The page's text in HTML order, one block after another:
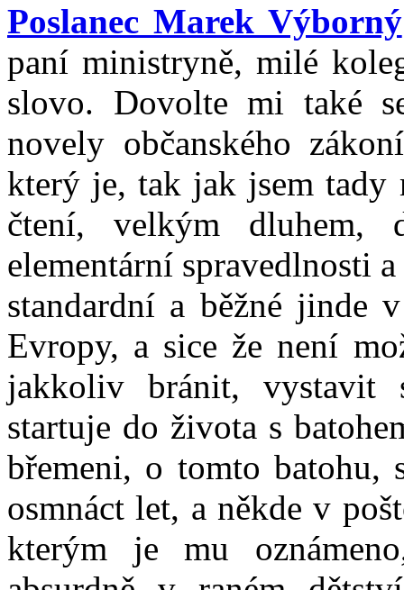
Poslanec Marek Výborný
paní ministryně, milé
slovo. Dovolte mi také
novely občanského
který je, tak jak jsem
čtení, velkým dluhem,
elementární spravedlnosti
standardní a běžné jinde
Evropy, a sice že není
jakkoliv bránit, vystavit
startuje do života s
břemeni, o tomto
osmnáct let, a někde v
kterým je mu